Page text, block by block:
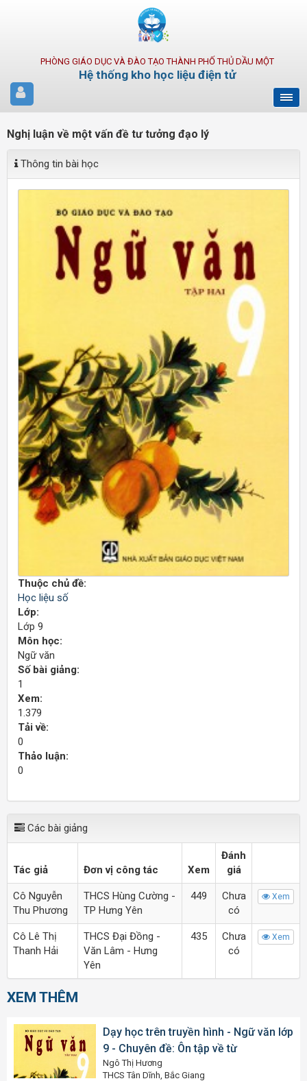
PHÒNG GIÁO DỤC VÀ ĐÀO TẠO THÀNH PHỐ THỦ DẦU MỘT
Hệ thống kho học liệu điện tử
Nghị luận về một vấn đề tư tưởng đạo lý
Thông tin bài học
Thuộc chủ đề:
Học liệu số
Lớp:
Lớp 9
Môn học:
Ngữ văn
Số bài giảng:
1
Xem:
1.379
Tải về:
0
Thảo luận:
0
Các bài giảng
Tác giả Đơn vị công tác Xem
Đánh
giá
Cô Nguyễn
Thu Phương
THCS Hùng Cường -
TP Hưng Yên
449
Chưa
có
Xem
Cô Lê Thị
Thanh Hải
THCS Đại Đồng -
Văn Lâm - Hưng
Yên
435
Chưa
có
Xem
XEM THÊM
Dạy học trên truyền hình - Ngữ văn lớp
9 - Chuyên đề: Ôn tập về từ
Ngô Thị Hương
THCS Tân Dĩnh, Bắc Giang